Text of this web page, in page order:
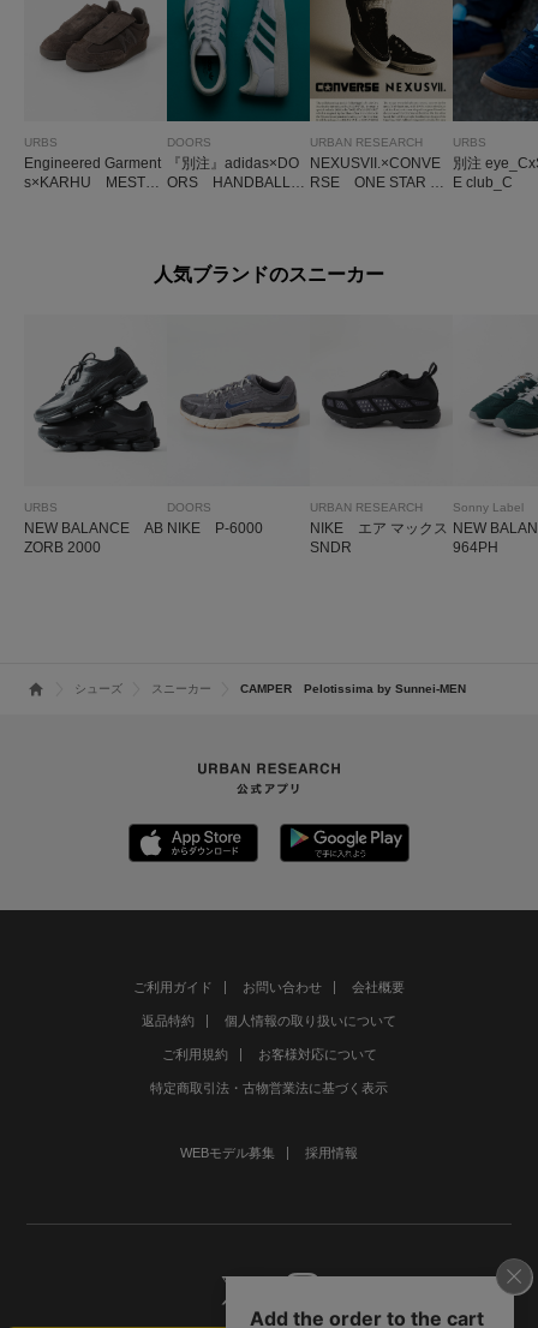
URBS
Engineered Garment
s×KARHU MESTA
DOORS
『別注』adidas×DO
ORS HANDBALL S
URBAN RESEARCH
NEXUSVII.×CONVE
RSE ONE STAR H
URBS
別注
E club_C
人気ブランドのスニーカー
URBS
NEW BALANCE AB
ZORB 2000
DOORS
NIKE P-6000
URBAN RESEARCH
NIKE エア マックス
SNDR
Sonny Label
NEW
964PH
シューズ スニーカー CAMPER Pelotissima by Sunnei-MEN
ご利用ガイド お問い合わせ 会社概要
返品特約 個人情報の取り扱いについて
ご利用規約 お客様対応について
特定商取引法・古物営業法に基づく表示
WEBモデル募集 採用情報